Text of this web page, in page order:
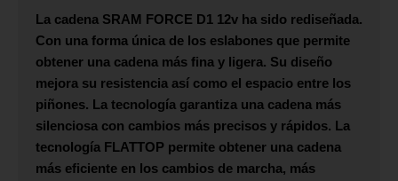
La cadena SRAM FORCE D1 12v ha sido rediseñada.
Con una forma única de los eslabones que permite
obtener una cadena más fina y ligera. Su diseño
mejora su resistencia así como el espacio entre los
piñones. La tecnología garantiza una cadena más
silenciosa con cambios más precisos y rápidos. La
tecnología FLATTOP permite obtener una cadena
más eficiente en los cambios de marcha, más